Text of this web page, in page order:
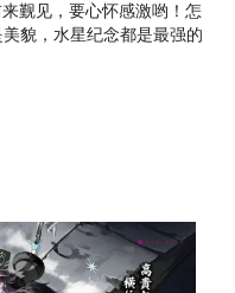
觐见，要心怀感激哟！怎
貌，水星纪念都是最强的